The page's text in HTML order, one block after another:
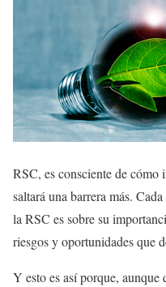
RSC, es consciente de cómo
saltará una barrera más.
la RSC es sobre su
riesgos y oportunidades que
Y esto es así porque, aunque